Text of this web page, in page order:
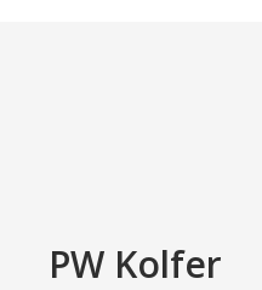
PW Kolfer